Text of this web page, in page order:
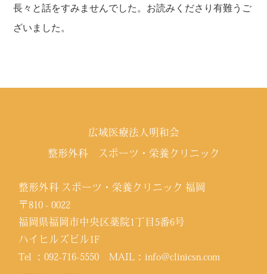
長々と話をすみませんでした。お読みくださり有難うご
ざいました。
広域医療法人明和会
整形外科 スポーツ・栄養クリニック
整形外科 スポーツ・栄養クリニック 福岡
〒810 - 0022
福岡県福岡市中央区薬院1丁目5番6号
ハイヒルズビル1F
Tel ：092-716-5550 MAIL：info@clinicsn.com